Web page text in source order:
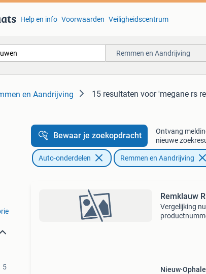
Help en info Voorwaarden Veiligheidscentrum
Remmen en Aandrijving
en Aandrijving 15 resultaten voor 'megane rs
5
Bewaar je zoekopdracht
Ontvang
nieuwe
Auto-onderdelen Remmen en Aandrijving
Remklauw
Vergelijking
Nieuw